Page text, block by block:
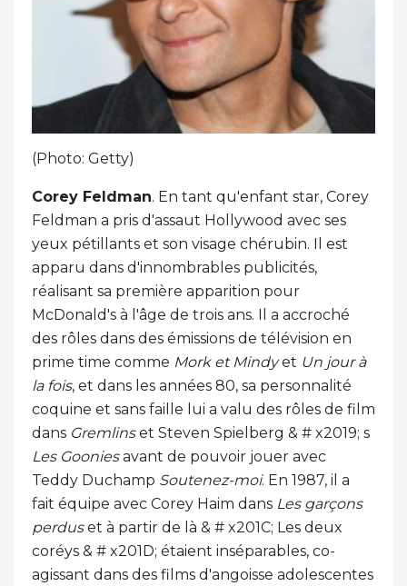
(Photo: Getty)
Corey Feldman. En tant qu'enfant star, Corey
Feldman a pris d'assaut Hollywood avec ses
yeux pétillants et son visage chérubin. Il est
apparu dans d'innombrables publicités,
réalisant sa première apparition pour
McDonald's à l'âge de trois ans. Il a accroché
des rôles dans des émissions de télévision en
prime time comme Mork et Mindyet Un jour à
la fois, et dans les années 80, sa personnalité
coquine et sans faille lui a valu des rôles de film
dans Gremlinset Steven Spielberg & # x2019; s
Les Gooniesavant de pouvoir jouer avec
Teddy Duchamp Soutenez-moi. En 1987, il a
fait équipe avec Corey Haim dans Les garçons
perduset à partir de là & # x201C; Les deux
coréys & # x201D; étaient inséparables, co-
agissant dans des films d'angoisse adolescentes